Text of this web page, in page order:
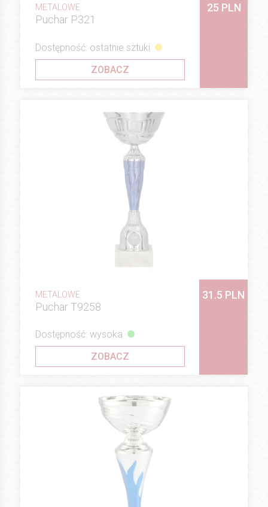
METALOWE
Puchar P321
25 PLN
Dostępność: ostatnie sztuki
ZOBACZ
METALOWE
Puchar T9258
31.5 PLN
Dostępność: wysoka
ZOBACZ